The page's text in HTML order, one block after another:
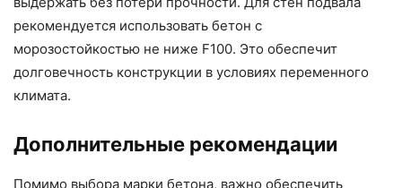
рекомендуется использовать бетон с
морозостойкостью не ниже F100. Это обеспечит
долговечность конструкции в условиях переменного
климата.
Дополнительные рекомендации
Помимо выбора марки бетона, важно обеспечить